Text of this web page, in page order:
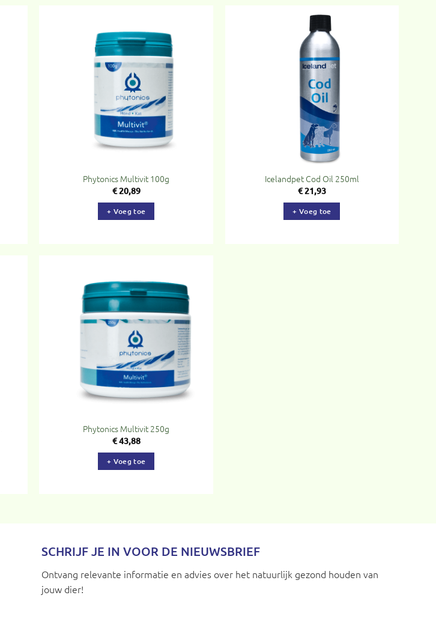
Toevoegen
aan
verlanglijst
Phytonics Multivit 100g
€20,89
+ Voeg toe
Icelandpet Cod Oil 250ml
€21,93
+ Voeg toe
Toevoegen
verlanglijst
Phytonics Multivit 250g
€43,88
+ Voeg toe
SCHRIJF JE IN VOOR DE NIEUWSBRIEF
Ontvang relevante informatie en advies over het natuurlijk gezond houden van
jouw dier!